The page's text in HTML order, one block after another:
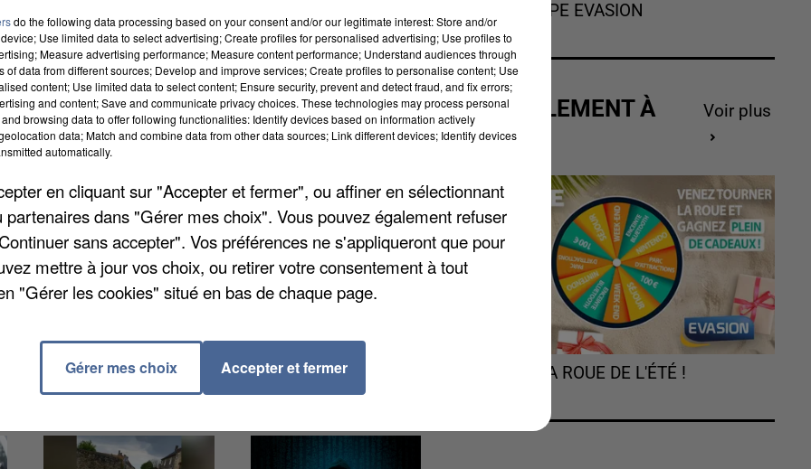
cette semaine pour les inscriptions avant la
la Cité de la Musique Simone Veil. L'école de
vendredi, le 28 juin. Les nouveaux élèves, et les
deux secrétariats.
d'inscription 2024/2025 complété, un justificatif
du livret de famille ou de la carte d'identité.
la Cité de la musique au 01 64 34 68 03 et Site
L'HOROSCOPE EVASION
ACTUELLEMENT À
GAGNER
Voir plus
TOURNEZ LA ROUE DE L'ÉTÉ !
do the following data processing based on your consent and/or our legitimate interest: Store and/or
Use limited data to select advertising; Create profiles for personalised advertising; Use profiles to
Measure advertising performance; Measure content performance; Understand audiences through
of data from different sources; Develop and improve services; Create profiles to personalise content; Use
content; Use limited data to select content; Ensure security, prevent and detect fraud, and fix errors;
and content; Save and communicate privacy choices. These technologies may process personal
browsing data to offer following functionalities: Identify devices based on information actively
data; Match and combine data from other data sources; Link different devices; Identify devices
automatically.
en cliquant sur "Accepter et fermer", ou affiner en sélectionnant
partenaires dans "Gérer mes choix". Vous pouvez également refuser
sans accepter". Vos préférences ne s'appliqueront que pour
mettre à jour vos choix, ou retirer votre consentement à tout
"Gérer les cookies" situé en bas de chaque page.
Gérer mes choix Accepter et fermer